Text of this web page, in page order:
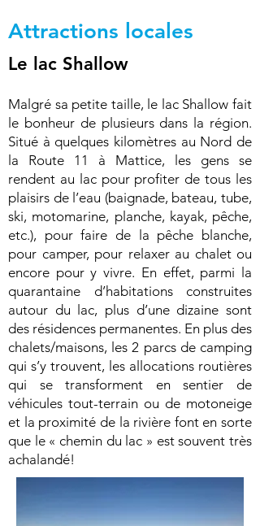
Attractions locales
Le lac Shallow
Malgré sa petite taille, le lac Shallow fait
le bonheur de plusieurs dans la région.
Situé à quelques kilomètres au Nord de
la Route 11 à Mattice, les gens se
rendent au lac pour profiter de tous les
plaisirs de l’eau (baignade, bateau, tube,
ski, motomarine, planche, kayak, pêche,
etc.), pour faire de la pêche blanche,
pour camper, pour relaxer au chalet ou
encore pour y vivre. En effet, parmi la
quarantaine d’habitations construites
autour du lac, plus d’une dizaine sont
des résidences permanentes. En plus des
chalets/maisons, les 2 parcs de camping
qui s’y trouvent, les allocations routières
qui se transforment en sentier de
véhicules tout-terrain ou de motoneige
et la proximité de la rivière font en sorte
que le « chemin du lac » est souvent très
achalandé!